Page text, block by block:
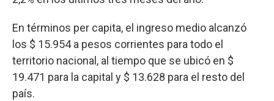
En términos per capita, el ingreso medio alcanzó
los $ 15.954 a pesos corrientes para todo el
territorio nacional, al tiempo que se ubicó en $
19.471 para la capital y $ 13.628 para el resto del
país.